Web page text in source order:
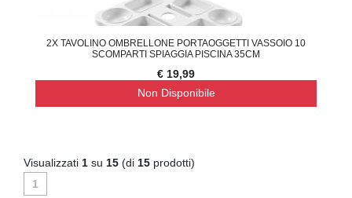
2X TAVOLINO OMBRELLONE PORTAOGGETTI VASSOIO 10
SCOMPARTI SPIAGGIA PISCINA 35CM
€ 19,99
Non Disponibile
Visualizzati 1 su 15 (di 15 prodotti)
1